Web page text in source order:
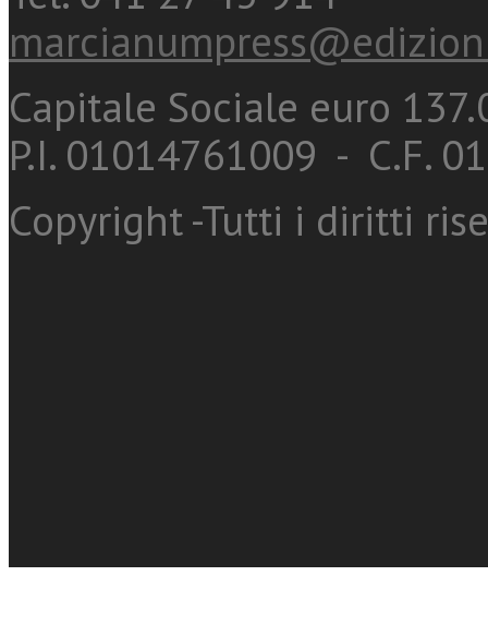
Capitale Sociale euro
P.I. 01014761009 - C.F.
Copyright -Tutti i diritti